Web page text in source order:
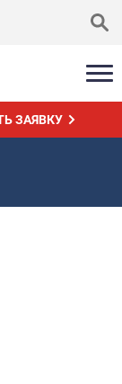
ЗАЯВКУ